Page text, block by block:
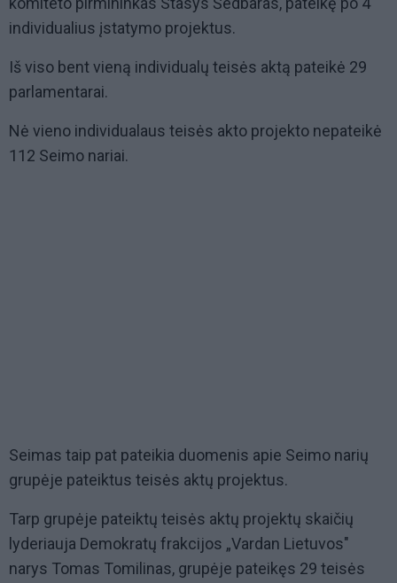
individualius įstatymo projektus.
Iš viso bent vieną individualų teisės aktą pateikė 29
parlamentarai.
Nė vieno individualaus teisės akto projekto nepateikė
112 Seimo nariai.
Seimas taip pat pateikia duomenis apie Seimo narių
grupėje pateiktus teisės aktų projektus.
Tarp grupėje pateiktų teisės aktų projektų skaičių
lyderiauja Demokratų frakcijos „Vardan Lietuvos"
narys Tomas Tomilinas, grupėje pateikęs 29 teisės